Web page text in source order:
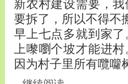
新农村建设需要，
要拆了，所以不得不
早上七点多就到家
上嚟嚠个坡才能进
因为村子里所有囕囖